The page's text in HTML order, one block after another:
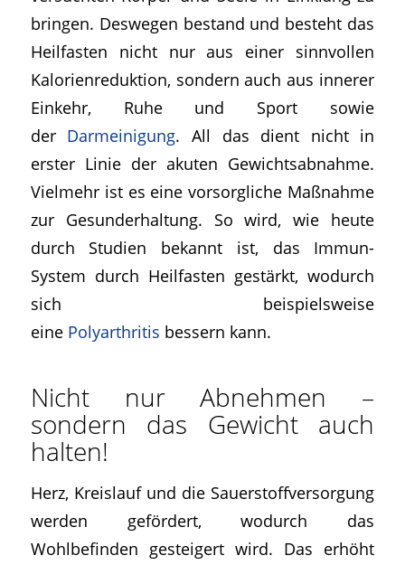
bringen. Deswegen bestand und besteht das
Heilfasten nicht nur aus einer sinnvollen
Kalorienreduktion, sondern auch aus innerer
Einkehr, Ruhe und Sport sowie
der Darmeinigung. All das dient nicht in
erster Linie der akuten Gewichtsabnahme.
Vielmehr ist es eine vorsorgliche Maßnahme
zur Gesunderhaltung. So wird, wie heute
durch Studien bekannt ist, das Immun-
System durch Heilfasten gestärkt, wodurch
sich beispielsweise
eine Polyarthritis bessern kann.
Nicht nur Abnehmen –
sondern das Gewicht auch
halten!
Herz, Kreislauf und die Sauerstoffversorgung
werden gefördert, wodurch das
Wohlbefinden gesteigert wird. Das erhöht